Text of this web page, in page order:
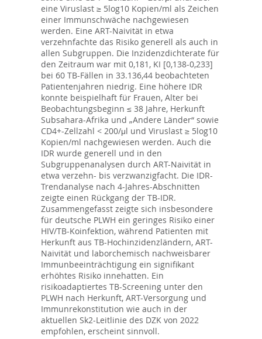
eine Viruslast ≥ 5log10 Kopien/ml als Zeichen
einer Immunschwäche nachgewiesen
werden. Eine ART-Naivität in etwa
verzehnfachte das Risiko generell als auch in
allen Subgruppen. Die Inzidenzdichterate für
den Zeitraum war mit 0,181, KI [0,138-0,233]
bei 60 TB-Fällen in 33.136,44 beobachteten
Patientenjahren niedrig. Eine höhere IDR
konnte beispielhaft für Frauen, Alter bei
Beobachtungsbeginn ≤ 38 Jahre, Herkunft
Subsahara-Afrika und „Andere Länder“ sowie
CD4+-Zellzahl < 200/μl und Viruslast ≥ 5log10
Kopien/ml nachgewiesen werden. Auch die
IDR wurde generell und in den
Subgruppenanalysen durch ART-Naivität in
etwa verzehn- bis verzwanzigfacht. Die IDR-
Trendanalyse nach 4-Jahres-Abschnitten
zeigte einen Rückgang der TB-IDR.
Zusammengefasst zeigte sich insbesondere
für deutsche PLWH ein geringes Risiko einer
HIV/TB-Koinfektion, während Patienten mit
Herkunft aus TB-Hochinzidenzländern, ART-
Naivität und laborchemisch nachweisbarer
Immunbeeinträchtigung ein signifikant
erhöhtes Risiko innehatten. Ein
risikoadaptiertes TB-Screening unter den
PLWH nach Herkunft, ART-Versorgung und
Immunrekonstitution wie auch in der
aktuellen Sk2-Leitlinie des DZK von 2022
empfohlen, erscheint sinnvoll.